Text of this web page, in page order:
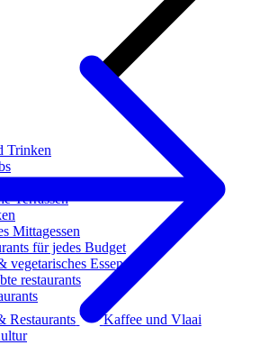
Trinken
Terrassen
Mittagessen
für jedes Budget
vegetarisches Essen
restaurants
Restaurants
Kaffee und Vlaai